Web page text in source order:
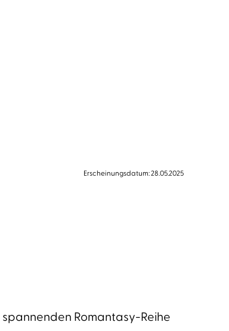
Erscheinungsdatum: 28.05.2025
Romantasy-Reihe